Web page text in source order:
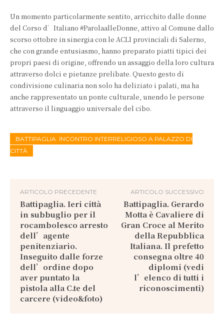
Un momento particolarmente sentito, arricchito dalle donne
del Corso d’Italiano #ParolaalleDonne, attivo al Comune dallo
scorso ottobre in sinergia con le ACLI provinciali di Salerno,
che con grande entusiasmo, hanno preparato piatti tipici dei
propri paesi di origine, offrendo un assaggio della loro cultura
attraverso dolci e pietanze prelibate. Questo gesto di
condivisione culinaria non solo ha deliziato i palati, ma ha
anche rappresentato un ponte culturale, unendo le persone
attraverso il linguaggio universale del cibo.
BATTIPAGLIA. INCONTRO INTERRELIGIOSO A PALAZZO DI
CITTÀ
ARTICOLO PRECEDENTE
Battipaglia. Ieri città
in subbuglio per il
rocambolesco arresto
dell’agente
penitenziario.
Inseguito dalle forze
dell’ordine dopo
aver puntato la
pistola alla C.te del
carcere (video&foto)
ARTICOLO SUCCESSIVO
Battipaglia. Gerardo
Motta è Cavaliere di
Gran Croce al Merito
della Repubblica
Italiana. Il prefetto
consegna oltre 40
diplomi (vedi
l’elenco di tutti i
riconoscimenti)